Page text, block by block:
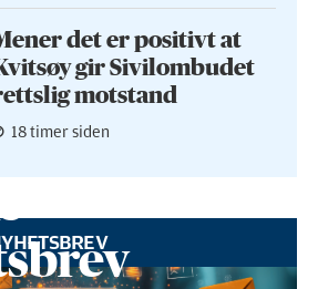
det er positivt at
gir Sivilombudet
motstand
18 timer siden